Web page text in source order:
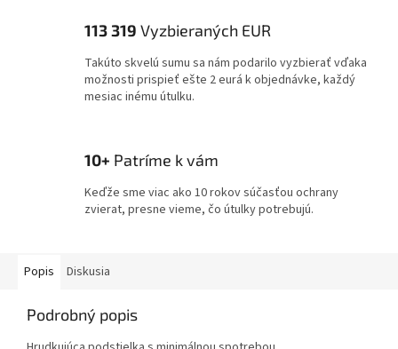
113 319 Vyzbieraných EUR
Takúto skvelú sumu sa nám podarilo vyzbierať vďaka
možnosti prispieť ešte 2 eurá k objednávke, každý
mesiac inému útulku.
10+ Patríme k vám
Keďže sme viac ako 10 rokov súčasťou ochrany
zvierat, presne vieme, čo útulky potrebujú.
Popis Diskusia
Podrobný popis